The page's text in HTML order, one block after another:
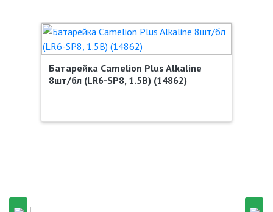
Батарейка Camelion Plus Alkaline
8шт/бл (LR6-SP8, 1.5В) (14862)